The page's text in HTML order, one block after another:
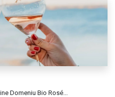
Domeniu Bio Rosé...